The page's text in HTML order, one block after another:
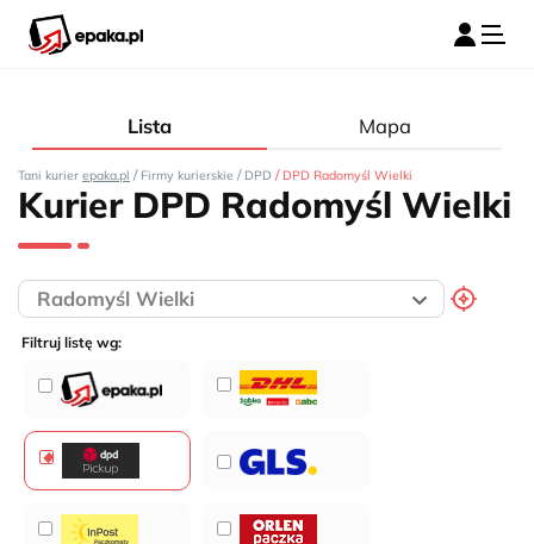
Lista Mapa
Tani kurier epaka.pl / Firmy kurierskie / DPD / DPD Radomyśl Wielki
Kurier DPD Radomyśl Wielki
Filtruj listę wg: